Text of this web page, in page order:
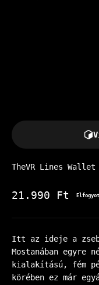
TheVR Lines Wallet
Akciós ár
21.990 Ft
Itt az ideje a
Mostanában egyre
kialakítású, fém
körében ez már